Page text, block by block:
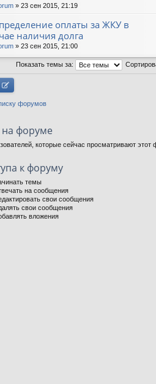
» 23 сен 2015, 21:19
оплаты за ЖКУ в
наличия долга
» 23 сен 2015, 21:00
Показать темы за:
форумов
на форуме
которые сейчас просматривают
к форуму
темы
на сообщения
свои сообщения
свои сообщения
вложения